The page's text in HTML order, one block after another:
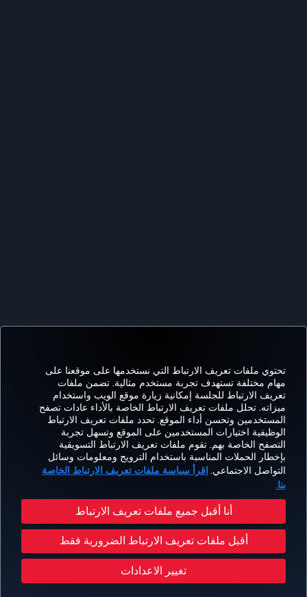
تحتوي ملفات تعريف الارتباط التي نستخدمها على موقعنا على
مهام مختلفة تستهدف تجربة مستخدم مثالية. تضمن ملفات
تعريف الارتباط للجلسة إمكانية زيارة موقع الويب واستخدام
ميزاته. تحلل ملفات تعريف الارتباط الخاصة بالأداء عادات تصفح
المستخدمين وتحسن أداء الموقع. تحدد ملفات تعريف الارتباط
الوظيفية اختيارات المستخدمين على الموقع وتسهل تجربة
التصفح الخاصة بهم. تقوم ملفات تعريف الارتباط التسويقية
بإخطار الحملات المناسبة باستخدام الترويج ومعلومات وسائل
التواصل الاجتماعي. اقرأ سياسة ملفات تعريف الارتباط الخاصة
بنا.
أنا أقبل جميع ملفات تعريف الارتباط
أقبل ملفات تعريف الارتباط الضرورية فقط
تغيير الاعدادات
Facebook
Twitter
Instagram
YouTube
LinkedIn
تيك توك
Blog
Pinterest
الحجز
والإدارة
خبرة
العروض
والوجهات
مساعدة MILES&SMILES
CORPORATE
CLUB
سياسة الخصوصية وملفات تعريف الارتباط إشعار قانوني حقوق المسافر
تغيير إعدادات ملفات تعريف الارتباط خطة خدمة عملاء وزارة النقل الأمريكية
حقوق أصحاب البيانات في الإتحاد الأوروبي
حقوق النشر محفوظة للخطوط الجوية التركية © 1996 - 2026